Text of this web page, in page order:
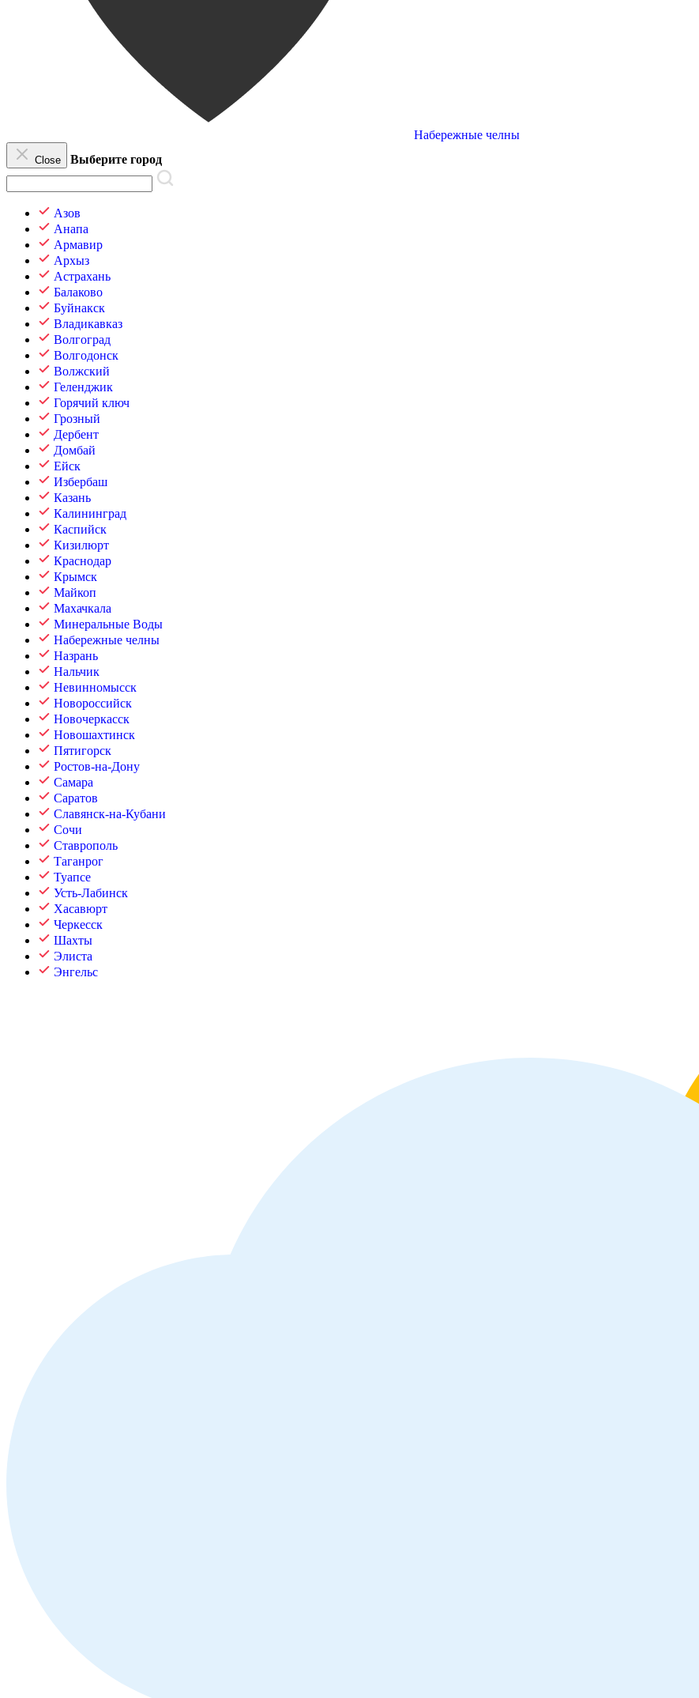
Набережные челны
Close Выберите город
Азов
Анапа
Армавир
Архыз
Астрахань
Балаково
Буйнакск
Владикавказ
Волгоград
Волгодонск
Волжский
Геленджик
Горячий ключ
Грозный
Дербент
Домбай
Ейск
Избербаш
Казань
Калининград
Каспийск
Кизилюрт
Краснодар
Крымск
Майкоп
Махачкала
Минеральные Воды
Набережные челны
Назрань
Нальчик
Невинномысск
Новороссийск
Новочеркасск
Новошахтинск
Пятигорск
Ростов-на-Дону
Самара
Саратов
Славянск-на-Кубани
Сочи
Ставрополь
Таганрог
Туапсе
Усть-Лабинск
Хасавюрт
Черкесск
Шахты
Элиста
Энгельс